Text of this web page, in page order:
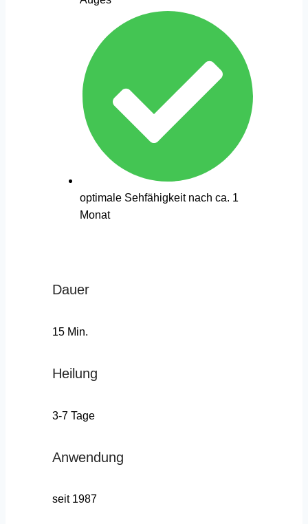
optimale Sehfähigkeit nach ca. 1
Monat
Dauer
15 Min.
Heilung
3-7 Tage
Anwendung
seit 1987